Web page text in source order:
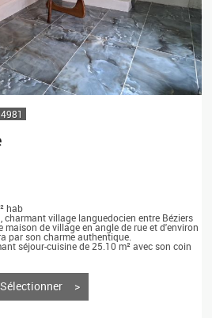
hab
charmant village languedocien entre Béziers
de village en angle de rue et d'environ
par son charme authentique.
séjour-cuisine de 25.10 m² avec son coin
Sélectionner >